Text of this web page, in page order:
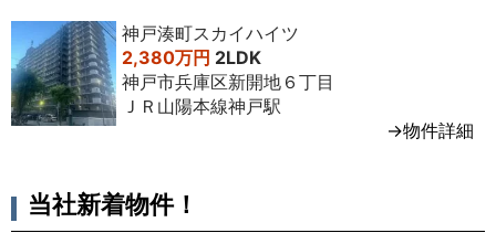
神戸湊町スカイハイツ
2,380万円 2LDK
神戸市兵庫区新開地６丁目
ＪＲ山陽本線神戸駅
→物件詳細
当社新着物件！